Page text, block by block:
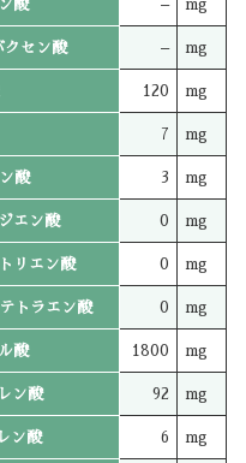
酸 – mg
セン酸 – mg
120 mg
7 mg
酸 3 mg
エン酸 0 mg
リエン酸 0 mg
トラエン酸 0 mg
酸 1800 mg
ン酸 92 mg
ン酸 6 mg